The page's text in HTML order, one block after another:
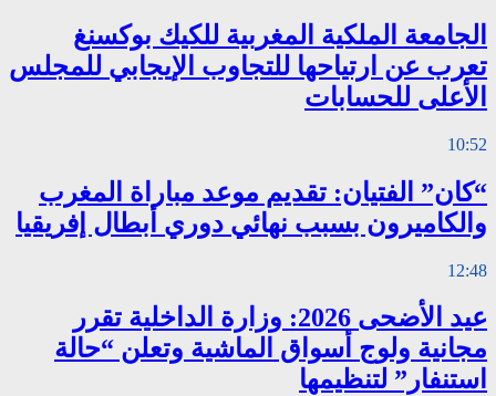
الجامعة الملكية المغربية للكيك بوكسنغ
تعرب عن ارتياحها للتجاوب الإيجابي للمجلس
الأعلى للحسابات
10:52
“كان” الفتيان: تقديم موعد مباراة المغرب
والكاميرون بسبب نهائي دوري أبطال إفريقيا
12:48
عيد الأضحى 2026: وزارة الداخلية تقرر
مجانية ولوج أسواق الماشية وتعلن “حالة
استنفار” لتنظيمها